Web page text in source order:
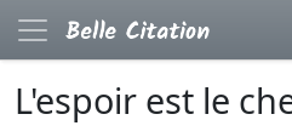
L'espoir est le